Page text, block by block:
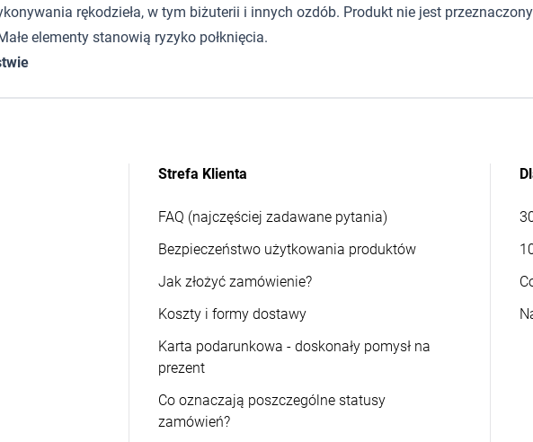
rękodzieła, w tym biżuterii i innych ozdób. Produkt nie jest
elementy stanowią ryzyko połknięcia.
Strefa Klienta
FAQ (najczęściej zadawane pytania)
Bezpieczeństwo użytkowania produktów
Jak złożyć zamówienie?
Koszty i formy dostawy
Karta podarunkowa - doskonały pomysł na
prezent
Co oznaczają poszczególne statusy
zamówień?